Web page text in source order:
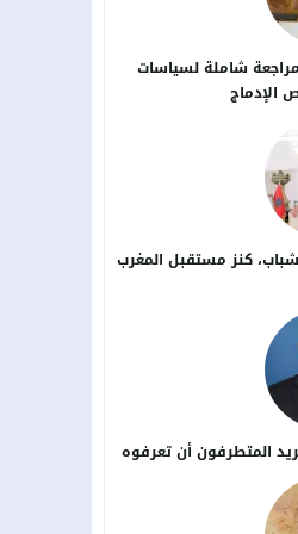
شاملة لسياسات
الإدماج
كنز مستقبل المغرب
المتطرفون أن تعرفوه